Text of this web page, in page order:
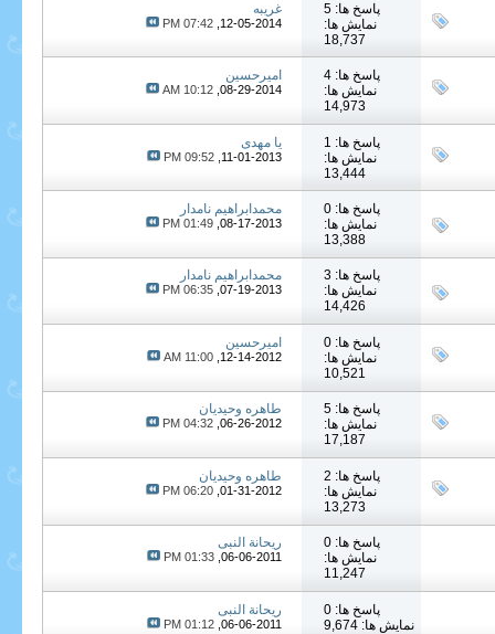
پاسخ ها: 5
نمایش ها:
18,737
غریبه
12-05-2014,
07:42 PM
پاسخ ها: 4
نمایش ها:
14,973
امیرحسین
08-29-2014,
10:12 AM
پاسخ ها: 1
نمایش ها:
13,444
یا مهدی
11-01-2013,
09:52 PM
پاسخ ها: 0
نمایش ها:
13,388
محمدابراهیم نامدار
08-17-2013,
01:49 PM
پاسخ ها: 3
نمایش ها:
14,426
محمدابراهیم نامدار
07-19-2013,
06:35 PM
پاسخ ها: 0
نمایش ها:
10,521
امیرحسین
12-14-2012,
11:00 AM
پاسخ ها: 5
نمایش ها:
17,187
طاهره وحیدیان
06-26-2012,
04:32 PM
پاسخ ها: 2
نمایش ها:
13,273
طاهره وحیدیان
01-31-2012,
06:20 PM
پاسخ ها: 0
نمایش ها:
11,247
ریحانة النبی
06-06-2011,
01:33 PM
پاسخ ها: 0
نمایش ها: 9,674
ریحانة النبی
06-06-2011,
01:12 PM